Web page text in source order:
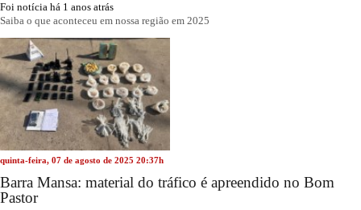
Foi notícia há 1 anos atrás
Saiba o que aconteceu em nossa região em 2025
quinta-feira, 07 de agosto de 2025 20:37h
Barra Mansa: material do tráfico é apreendido no Bom
Pastor